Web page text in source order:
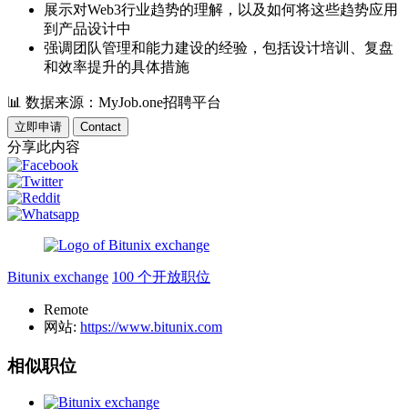
展示对Web3行业趋势的理解，以及如何将这些趋势应用
到产品设计中
强调团队管理和能力建设的经验，包括设计培训、复盘
和效率提升的具体措施
📊 数据来源：MyJob.one招聘平台
立即申请 Contact
分享此内容
Bitunix exchange 100 个开放职位
Remote
网站: https://www.bitunix.com
相似职位